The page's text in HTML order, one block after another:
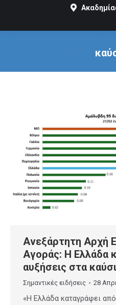
Ανεξάρτητη Αρχή
Αγοράς: Η Ελλάδα
αυξήσεις στα
Σημαντικές ειδήσεις 28
«Η Ελλάδα καταγράφει